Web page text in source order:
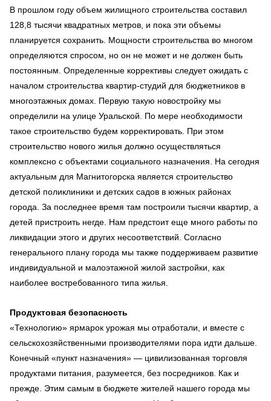
В прошлом году объем жилищного строительства составил
128,8 тысячи квадратных метров, и пока эти объемы
планируется сохранить. Мощности строительства во многом
определяются спросом, но он не может и не должен быть
постоянным. Определенные коррективы следует ожидать с
началом строительства квартир-студий для бюджетников в
многоэтажных домах. Первую такую новостройку мы
определили на улице Уральской. По мере необходимости
такое строительство будем корректировать. При этом
строительство нового жилья должно осуществляться
комплексно с объектами социального назначения. На сегодня
актуальным для Магнитогорска является строительство
детской поликлиники и детских садов в южных районах
города. За последнее время там построили тысячи квартир, а
детей пристроить негде. Нам предстоит еще много работы по
ликвидации этого и других несоответствий. Согласно
генерального плану города мы также поддерживаем развитие
индивидуальной и малоэтажной жилой застройки, как
наиболее востребованного типа жилья.
Продуктовая безопасность
«Технологию» ярмарок урожая мы отработали, и вместе с
сельскохозяйственными производителями пора идти дальше.
Конечный «пункт назначения» — цивилизованная торговля
продуктами питания, разумеется, без посредников. Как и
прежде. Этим самым в бюджете жителей нашего города мы